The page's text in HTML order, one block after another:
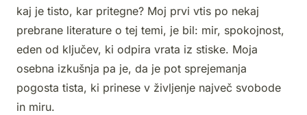
kaj je tisto, kar pritegne? Moj prvi vtis po nekaj
prebrane literature o tej temi, je bil: mir, spokojnost,
eden od ključev, ki odpira vrata iz stiske. Moja
osebna izkušnja pa je, da je pot sprejemanja
pogosta tista, ki prinese v življenje največ svobode
in miru.